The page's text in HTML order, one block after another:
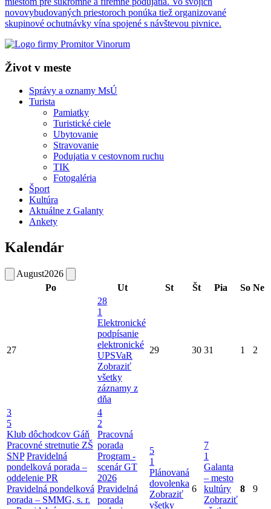
novovybudovaných priestoroch ponúka tiež organizované
skupinové ochutnávky vína spojené s návštevou pivnice.
Život v meste
Správy a oznamy MsÚ
Turista
Pamiatky
Turistické ciele
Ubytovanie
Stravovanie
Podujatia v cestovnom ruchu
TIK
Fotogaléria
Šport
Kultúra
Aktuálne z Galanty
Ankety
Kalendár
August2026
Po
Ut St Št Pia So Ne
27
28
1
Elektronické
podpísanie
elektronické
UPSVaR
Zobraziť
všetky
záznamy z
dňa
29 30 31 1 2
3
5
Klub dôchodcov Gáň
Pracovné stretnutie ZŠ
SNP Pravidelná
pondelková porada –
oddelenie PR
Pravidelná pondelková
porada – SMMG, s. r.
4
2
Pracovná
porada
Program -
scenár GT
2026
Pravidelná
porada
5
1
Plánovaná
dovolenka
Zobraziť
všetky
6
7
1
Galanta
– mesto
kultúry
Zobraziť
8 9